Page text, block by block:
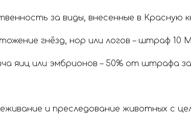
за виды, внесенные в Красную
гнёзд, нор или логов – штраф 10
яиц или эмбрионов – 50% от штрафа
и преследование животных с